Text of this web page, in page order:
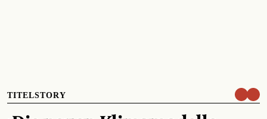
TITELSTORY